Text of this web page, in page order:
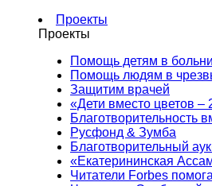
Проекты
Проекты
Помощь детям в
Помощь людям в
Защитим врачей
«Дети вместо цветов –
Благотворительность
Русфонд & Зумба
Благотворительный
«Екатерининская
Читатели Forbes